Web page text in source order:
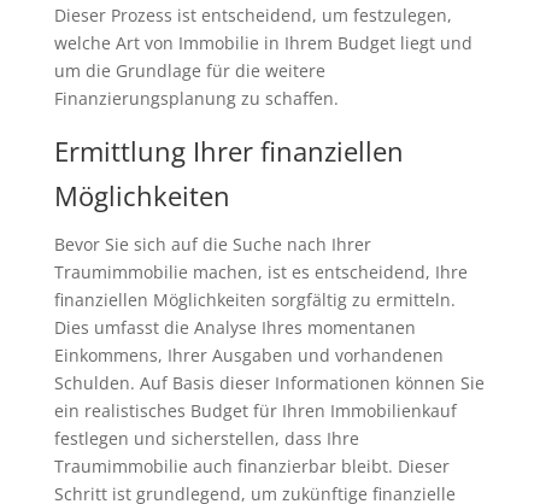
Dieser Prozess ist entscheidend, um festzulegen,
welche Art von Immobilie in Ihrem Budget liegt und
um die Grundlage für die weitere
Finanzierungsplanung zu schaffen.
Ermittlung Ihrer finanziellen
Möglichkeiten
Bevor Sie sich auf die Suche nach Ihrer
Traumimmobilie machen, ist es entscheidend, Ihre
finanziellen Möglichkeiten sorgfältig zu ermitteln.
Dies umfasst die Analyse Ihres momentanen
Einkommens, Ihrer Ausgaben und vorhandenen
Schulden. Auf Basis dieser Informationen können Sie
ein realistisches Budget für Ihren Immobilienkauf
festlegen und sicherstellen, dass Ihre
Traumimmobilie auch finanzierbar bleibt. Dieser
Schritt ist grundlegend, um zukünftige finanzielle